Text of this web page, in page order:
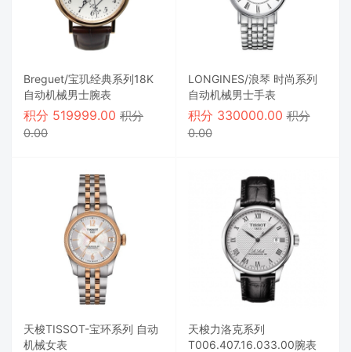
Breguet/宝玑经典系列18K
自动机械男士腕表
积分 519999.00 积分
0.00
LONGINES/浪琴 时尚系列
自动机械男士手表
积分 330000.00积分
0.00
天梭TISSOT-宝环系列 自动
机械女表
天梭力洛克系列
T006.407.16.033.00腕表